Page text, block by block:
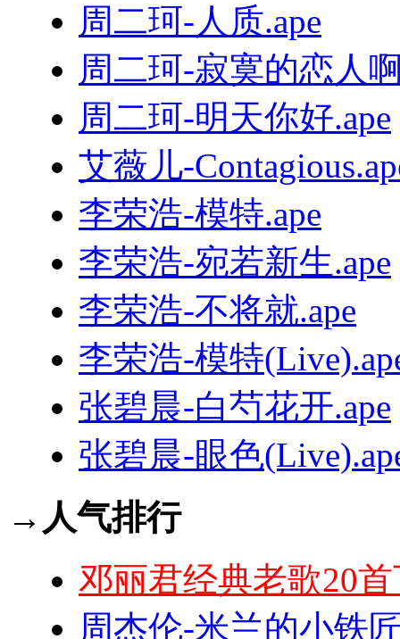
周二珂-人质.ape
周二珂-寂寞的恋人
周二珂-明天你好.ape
艾薇儿-
李荣浩-模特.ape
李荣浩-宛若新生.ape
李荣浩-不将就.ape
李荣浩-模特
张碧晨-白芍花开.ape
张碧晨-眼色
→人气排行
邓丽君经典老歌20
周杰伦-米兰的小铁